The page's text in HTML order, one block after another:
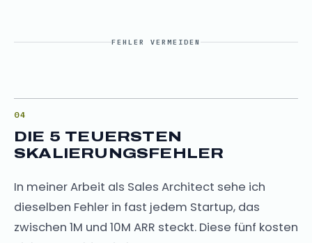
FEHLER VERMEIDEN
DIE 5 TEUERSTEN
SKALIERUNGSFEHLER
In meiner Arbeit als Sales Architect sehe ich
dieselben Fehler in fast jedem Startup, das
zwischen 1M und 10M ARR steckt. Diese fünf kosten